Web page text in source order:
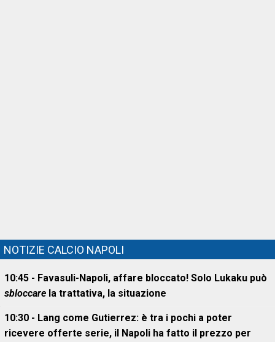
NOTIZIE CALCIO NAPOLI
10:45 - Favasuli-Napoli, affare bloccato! Solo Lukaku può
sbloccare la trattativa, la situazione
10:30 - Lang come Gutierrez: è tra i pochi a poter
ricevere offerte serie, il Napoli ha fatto il prezzo per